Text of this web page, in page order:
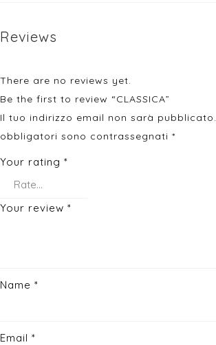
Reviews
There are no reviews yet.
Be the first to review “CLASSICA”
Il tuo indirizzo email non sarà pubblicato.
obbligatori sono contrassegnati *
Your rating *
Your review *
Name *
Email *